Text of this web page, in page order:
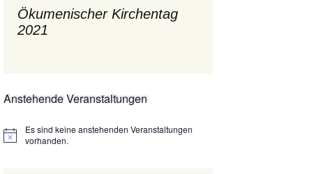
Ökumenischer Kirchentag
2021
Anstehende Veranstaltungen
Hinweis
Es sind keine anstehenden Veranstaltungen
vorhanden.